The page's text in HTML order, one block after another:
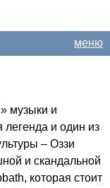
меню
музыки и
легенда и один из
– Оззи
и скандальной
, которая стоит